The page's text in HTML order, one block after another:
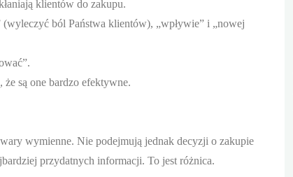
klientów do zakupu.
ból Państwa klientów), „wpływie” i „nowej
są one bardzo efektywne.
wymienne. Nie podejmują jednak decyzji o zakupie
przydatnych informacji. To jest różnica.